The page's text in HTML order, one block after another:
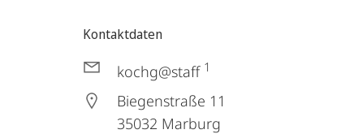
Kontaktdaten
kochg@staff 1
Biegenstraße 11
35032 Marburg